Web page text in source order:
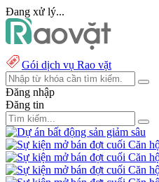
Đang xử lý...
Gói dịch vụ Rao vặt
Đăng nhập
Đăng tin